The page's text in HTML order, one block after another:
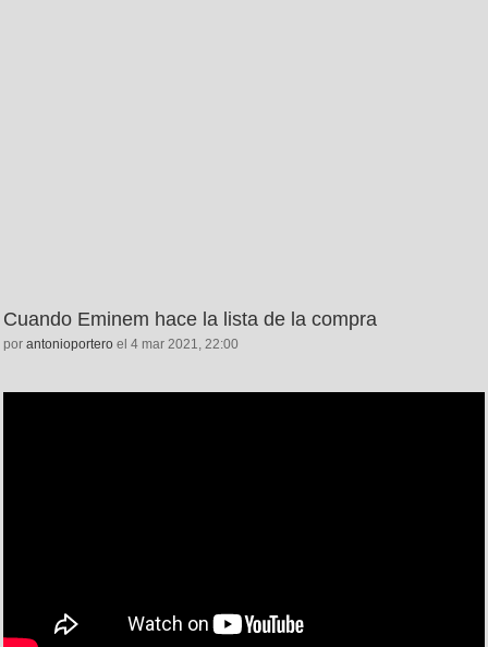
Cuando Eminem hace la lista de la compra
por antonioportero el 4 mar 2021, 22:00